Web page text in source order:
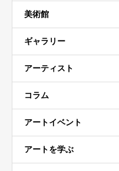
美術館
ギャラリー
アーティスト
コラム
アートイベント
アートを学ぶ